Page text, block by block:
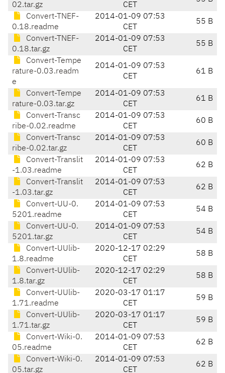
02.tar.gz
CET
Convert-TNEF-
0.18.readme
2014-01-09 07:53
CET
55 B
Convert-TNEF-
0.18.tar.gz
2014-01-09 07:53
CET
55 B
Convert-Tempe
rature-0.03.readm
e
2014-01-09 07:53
CET
61 B
Convert-Tempe
rature-0.03.tar.gz
2014-01-09 07:53
CET
61 B
Convert-Transc
ribe-0.02.readme
2014-01-09 07:53
CET
60 B
Convert-Transc
ribe-0.02.tar.gz
2014-01-09 07:53
CET
60 B
Convert-Translit
-1.03.readme
2014-01-09 07:53
CET
62 B
Convert-Translit
-1.03.tar.gz
2014-01-09 07:53
CET
62 B
Convert-UU-0.
5201.readme
2014-01-09 07:53
CET
54 B
Convert-UU-0.
5201.tar.gz
2014-01-09 07:53
CET
54 B
Convert-UUlib-
1.8.readme
2020-12-17 02:29
CET
58 B
Convert-UUlib-
1.8.tar.gz
2020-12-17 02:29
CET
58 B
Convert-UUlib-
1.71.readme
2020-03-17 01:17
CET
59 B
Convert-UUlib-
1.71.tar.gz
2020-03-17 01:17
CET
59 B
Convert-Wiki-0.
05.readme
2014-01-09 07:53
CET
62 B
Convert-Wiki-0.
05.tar.gz
2014-01-09 07:53
CET
62 B